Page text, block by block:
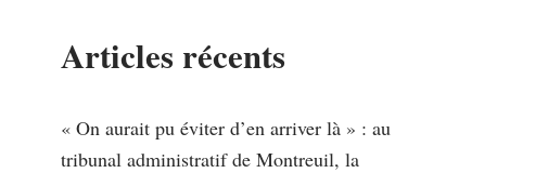
Articles récents
« On aurait pu éviter d’en arriver là » : au
tribunal administratif de Montreuil, la